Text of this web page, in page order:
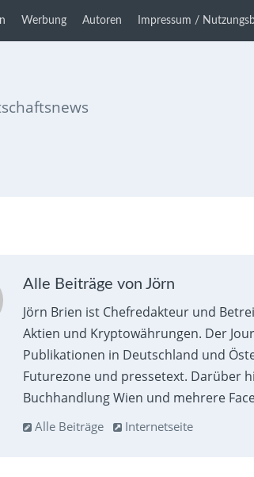
Werbung Autoren Impressum /
Alle Beiträge von Jörn
Jörn Brien ist Chefredakteur und
Aktien und Kryptowährungen. Der
Publikationen in Deutschland und
Futurezone und pressetext. Darüber
Buchhandlung Wien und mehrere
Alle Beiträge Internetseite